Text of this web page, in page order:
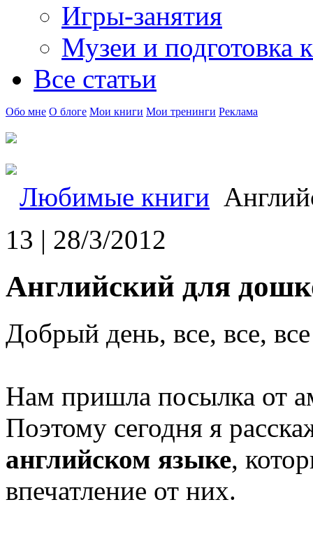
Игры-занятия
Музеи и подготовка
Все статьи
Обо мне О блоге Мои книги Мои тренинги Реклама
Любимые книги
13 | 28/3/2012
Английский для
Добрый день, все, все,
Нам пришла посылка от
Поэтому сегодня я
английском языке,
впечатление от них.